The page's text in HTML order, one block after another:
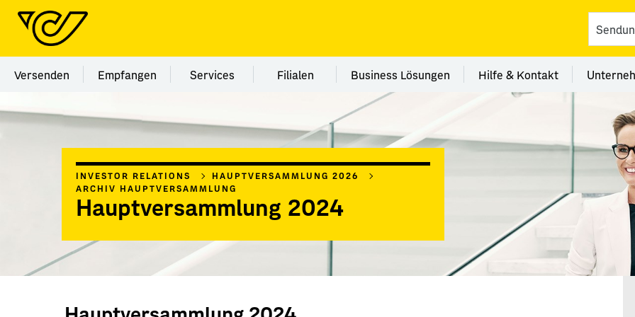
Menü Kategorie Versenden
Versenden Menü Kategorie Empfangen
Empfangen Menü Kategorie Services
Services Menü Kategorie Filialen
Filialen Menü Kategorie Business Lösungen
Business Lösungen Menü Kategorie Hilfe
Hilfe & Kontakt
INVESTOR RELATIONS
HAUPTVERSAMMLUNG 2026
ARCHIV HAUPTVERSAMMLUNG
Hauptversammlung 2024